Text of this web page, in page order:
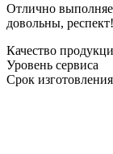
Отлично
довольны,
Качество
Уровень сервиса
Срок изготовления